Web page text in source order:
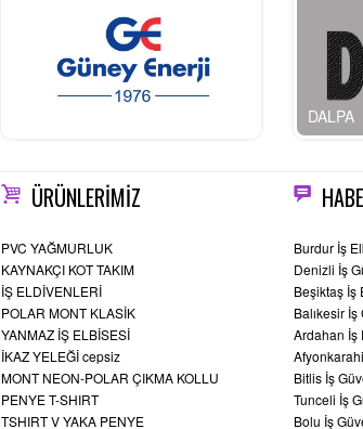
DALPA
ÜRÜNLERİMİZ
PVC YAĞMURLUK
KAYNAKÇI KOT TAKIM
İŞ ELDİVENLERİ
POLAR MONT KLASİK
YANMAZ İŞ ELBİSESİ
İKAZ YELEĞİ cepsiz
MONT NEON-POLAR ÇIKMA KOLLU
PENYE T-SHIRT
TSHIRT V YAKA PENYE
Burdur İş
Denizli İş
Beşiktaş İş
Balıkesir
Ardahan İş
Bitlis İş
Tunceli İş
Bolu İş